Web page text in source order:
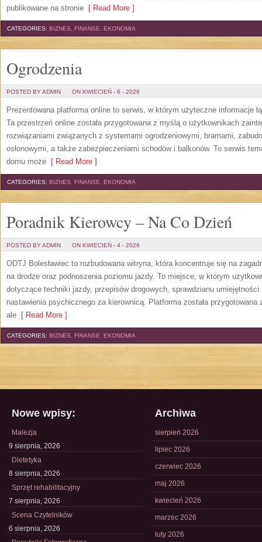
publikowane na stronie [ Read More ]
CATEGORIES: BIZNES, FINANSE, EKONOMIA
Ogrodzenia
POSTED BY ADMIN ON KWIECIEŃ - 6 - 2026
Prezentowana platforma online to serwis, w którym użyteczne informacje
Ta przestrzeń online została przygotowana z myślą o użytkownikach
rozwiązaniami związanych z systemami ogrodzeniowymi, bramami,
osłonowymi, a także zabezpieczeniami schodów i balkonów. To serwis
domu może [ Read More ]
CATEGORIES: BIZNES, FINANSE, EKONOMIA
Poradnik Kierowcy – Na Co Dzień
POSTED BY ADMIN ON KWIECIEŃ - 4 - 2026
ODTJ Bolesławiec to rozbudowana witryna, która koncentruje się na
na drodze oraz podnoszenia poziomu jazdy. To miejsce, w którym
dotyczące techniki jazdy, przepisów drogowych, sprawdzianu umiejętności
nastawienia psychicznego za kierownicą. Platforma została
ale [ Read More ]
CATEGORIES: BIZNES, FINANSE, EKONOMIA
Nowe wpisy:
Malezja
9 sierpnia, 2026
Dietetyka
8 sierpnia, 2026
Sprzęt rehabilitacyjny
7 sierpnia, 2026
Scena Czytelników
6 sierpnia, 2026
Archiwa
sierpień 2026
lipiec 2026
czerwiec 2026
maj 2026
kwiecień 2026
marzec 2026
luty 2026